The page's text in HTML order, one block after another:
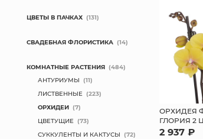
ОРХИДЕЯ
ГЛОРИЯ 2
2 937 ₽
ЦВЕТЫ В ПАЧКАХ (131)
СВАДЕБНАЯ ФЛОРИСТИКА (14)
КОМНАТНЫЕ РАСТЕНИЯ (484)
АНТУРИУМЫ (11)
ЛИСТВЕННЫЕ (223)
ОРХИДЕИ (7)
ЦВЕТУЩИЕ (73)
СУККУЛЕНТЫ И КАКТУСЫ (72)